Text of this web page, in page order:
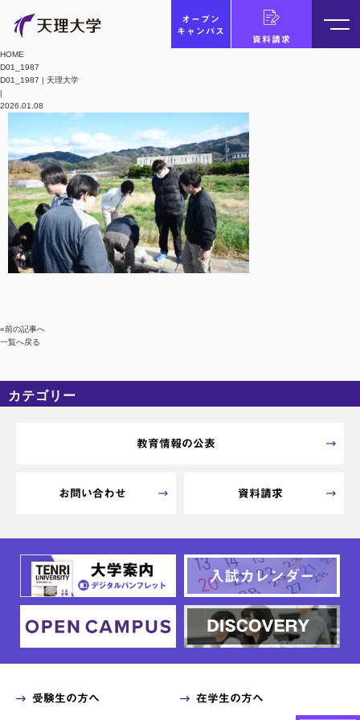
オープン
キャンパス
資料請求
HOME
D01_1987
D01_1987 | 天理大学
|
2026.01.08
«前の記事へ
一覧へ戻る
カテゴリー
教育情報の公表
お問い合わせ 資料請求
受験生の方へ 在学生の方へ